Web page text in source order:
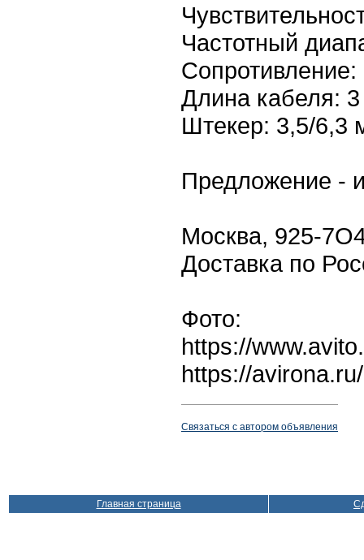
Частотный
Длина кабеля:
Штекер: 3,5/6,3
Предложение -
Москва, 925-
Доставка по
Фото:
https://
https://
Связаться с автором объявления
Главная страница